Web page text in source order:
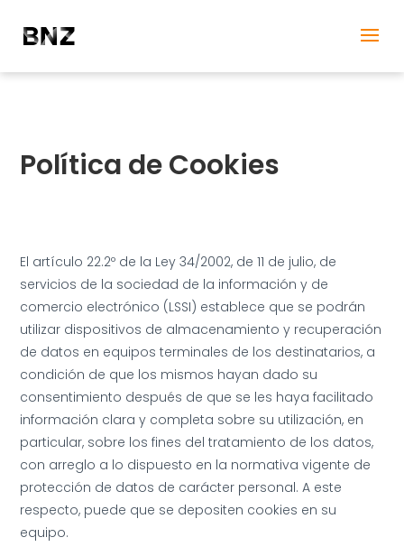
Política de Cookies
El artículo 22.2º de la Ley 34/2002, de 11 de julio, de
servicios de la sociedad de la información y de
comercio electrónico (LSSI) establece que se podrán
utilizar dispositivos de almacenamiento y recuperación
de datos en equipos terminales de los destinatarios, a
condición de que los mismos hayan dado su
consentimiento después de que se les haya facilitado
información clara y completa sobre su utilización, en
particular, sobre los fines del tratamiento de los datos,
con arreglo a lo dispuesto en la normativa vigente de
protección de datos de carácter personal. A este
respecto, puede que se depositen cookies en su
equipo.